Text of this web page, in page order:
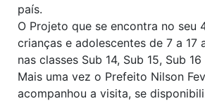
país.
O Projeto que se encontra no seu
crianças e adolescentes de 7 a 17
nas classes Sub 14, Sub 15, Sub 16
Mais uma vez o Prefeito Nilson
acompanhou a visita, se